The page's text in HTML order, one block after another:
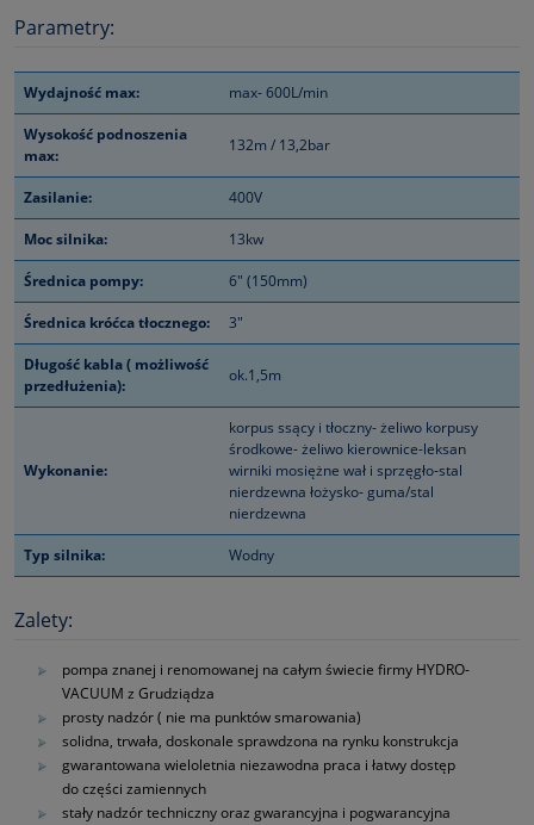
Parametry:
Wydajność max: max- 600L/min
Wysokość podnoszenia
max:
132m / 13,2bar
Zasilanie: 400V
Moc silnika: 13kw
Średnica pompy: 6" (150mm)
Średnica króćca tłocznego: 3"
Długość kabla ( możliwość
przedłużenia):
ok.1,5m
Wykonanie:
korpus ssący i tłoczny- żeliwo korpusy
środkowe- żeliwo kierownice-leksan
wirniki mosiężne wał i sprzęgło-stal
nierdzewna łożysko- guma/stal
nierdzewna
Typ silnika: Wodny
Zalety:
pompa znanej i renomowanej na całym świecie firmy HYDRO-
VACUUM z Grudziądza
prosty nadzór ( nie ma punktów smarowania)
solidna, trwała, doskonale sprawdzona na rynku konstrukcja
gwarantowana wieloletnia niezawodna praca i łatwy dostęp
do części zamiennych
stały nadzór techniczny oraz gwarancyjna i pogwarancyjna